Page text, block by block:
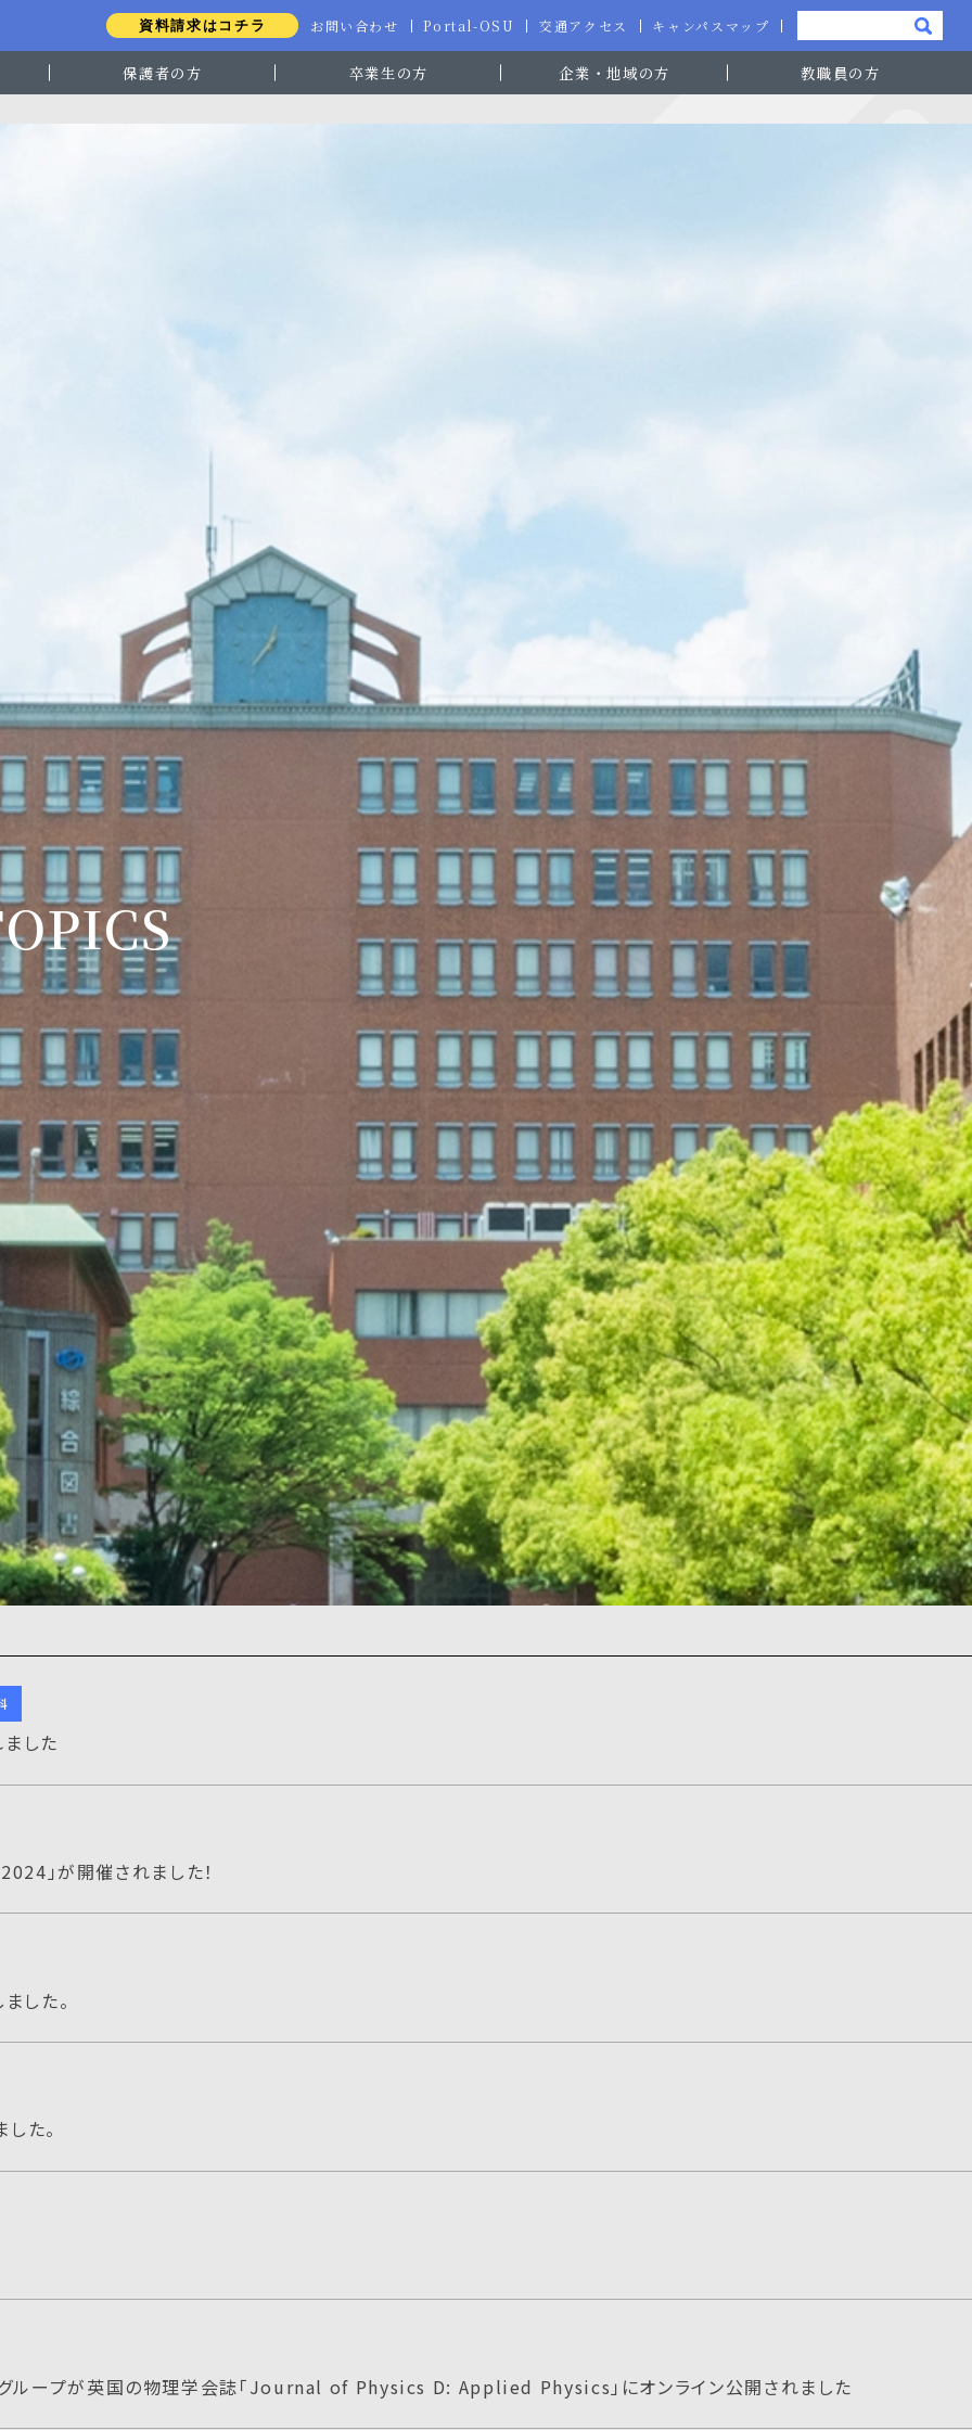
資料請求はコチラ お問い合わせ Portal-OSU 交通アクセス キャンパスマップ
保護者の方 卒業生の方 企業・地域の方 教職員の方
した
」が開催されました！
した。
た。
グループが英国の物理学会誌「Journal of Physics D: Applied Physics」にオンライン公開されました